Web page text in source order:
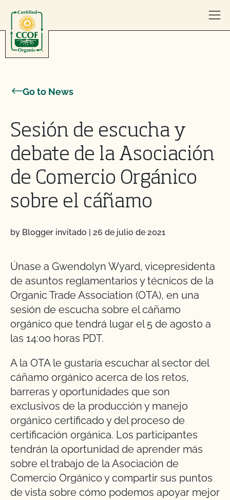
Go to News
Sesión de escucha y
debate de la Asociación
de Comercio Orgánico
sobre el cáñamo
by Blogger invitado | 26 de julio de 2021
Únase a Gwendolyn Wyard, vicepresidenta
de asuntos reglamentarios y técnicos de la
Organic Trade Association (OTA), en una
sesión de escucha sobre el cáñamo
orgánico que tendrá lugar el 5 de agosto a
las 14:00 horas PDT.
A la OTA le gustaría escuchar al sector del
cáñamo orgánico acerca de los retos,
barreras y oportunidades que son
exclusivos de la producción y manejo
orgánico certificado y del proceso de
certificación orgánica. Los participantes
tendrán la oportunidad de aprender más
sobre el trabajo de la Asociación de
Comercio Orgánico y compartir sus puntos
de vista sobre cómo podemos apoyar mejor